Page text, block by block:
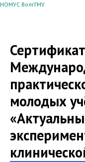
НОМУС ВолгГМУ
молодых